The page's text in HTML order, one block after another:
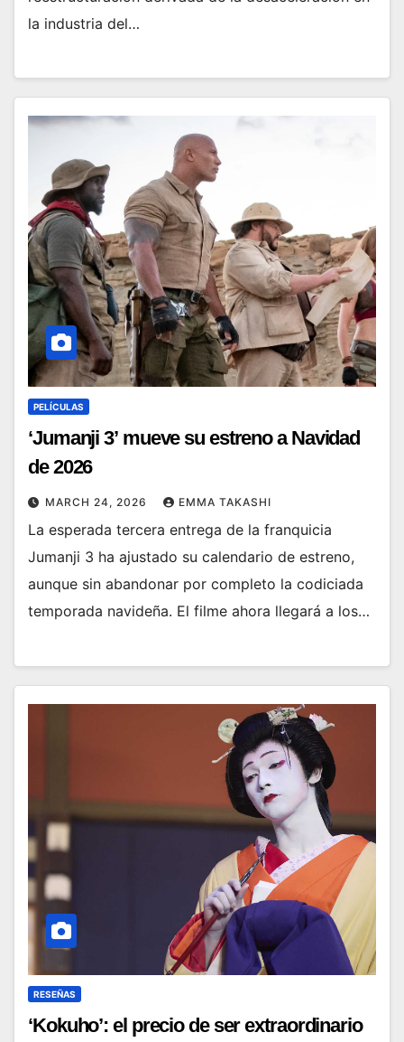
la industria del…
PELÍCULAS
‘Jumanji 3’ mueve su estreno a Navidad
de 2026
MARCH 24, 2026 EMMA TAKASHI
La esperada tercera entrega de la franquicia
Jumanji 3 ha ajustado su calendario de estreno,
aunque sin abandonar por completo la codiciada
temporada navideña. El filme ahora llegará a los…
RESEÑAS
‘Kokuho’: el precio de ser extraordinario